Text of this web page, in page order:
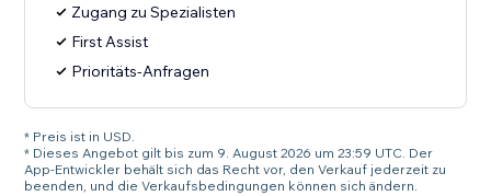
Zugang zu Spezialisten
First Assist
Prioritäts-Anfragen
* Preis ist in USD.
* Dieses Angebot gilt bis zum 9. August 2026 um 23:59 UTC. Der
App-Entwickler behält sich das Recht vor, den Verkauf jederzeit zu
beenden, und die Verkaufsbedingungen können sich ändern.